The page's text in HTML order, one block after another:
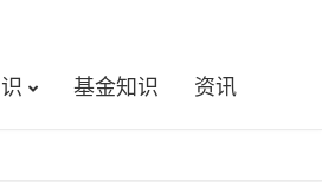
基金知识 资讯